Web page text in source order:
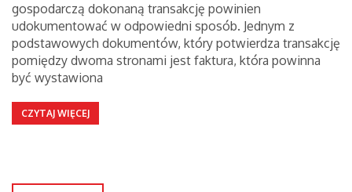
gospodarczą dokonaną transakcję powinien
udokumentować w odpowiedni sposób. Jednym z
podstawowych dokumentów, który potwierdza transakcję
pomiędzy dwoma stronami jest faktura, która powinna
być wystawiona
CZYTAJ WIĘCEJ